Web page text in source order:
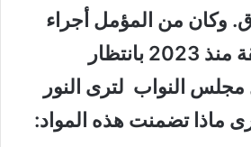
وكان من المؤمل أجراء
ثلاثة تعديلات معلقة منذ 2023 بانتظار
النواب لترى النور
ماذا تضمنت هذه المواد: